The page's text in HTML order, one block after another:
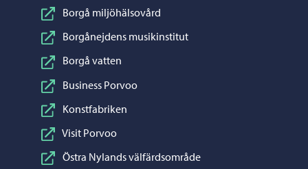
Borgå miljöhälsovård
Borgånejdens musikinstitut
Borgå vatten
Business Porvoo
Konstfabriken
Visit Porvoo
Östra Nylands välfärdsområde